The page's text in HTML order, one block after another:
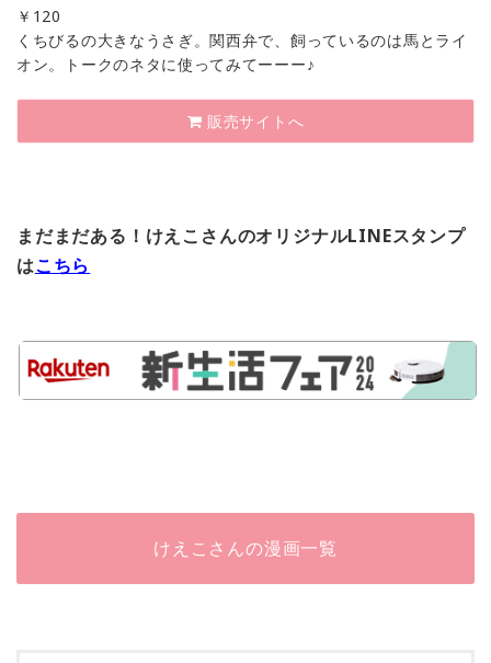
￥ 120
くちびるの大きなうさぎ。関西弁で、飼っているのは馬とライ
オン。トークのネタに使ってみてーーー♪
販売サイトへ
まだまだある！けえこさんのオリジナルLINEスタンプ
はこちら
けえこさんの漫画一覧